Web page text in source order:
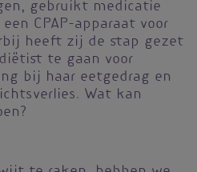
gebruikt medicatie
CPAP-apparaat voor
heeft zij de stap gezet
te gaan voor
bij haar eetgedrag en
Wat kan